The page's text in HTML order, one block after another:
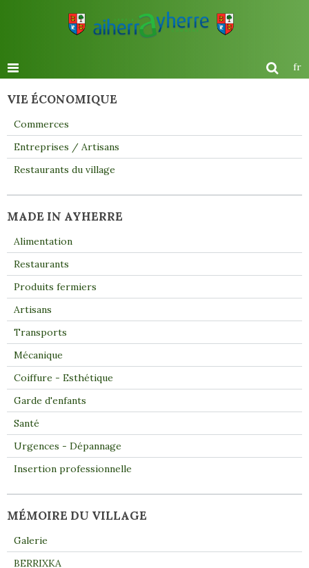
fr
VIE ÉCONOMIQUE
Commerces
Entreprises / Artisans
Restaurants du village
MADE IN AYHERRE
Alimentation
Restaurants
Produits fermiers
Artisans
Transports
Mécanique
Coiffure - Esthétique
Garde d'enfants
Santé
Urgences - Dépannage
Insertion professionnelle
MÉMOIRE DU VILLAGE
Galerie
BERRIXKA